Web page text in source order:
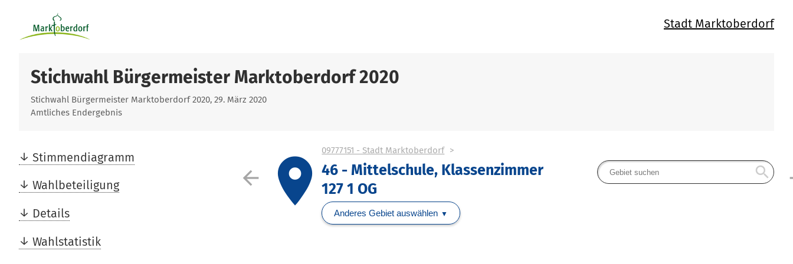
Stadt Marktoberdorf
Stichwahl Bürgermeister Marktoberdorf 2020
Stichwahl Bürgermeister Marktoberdorf 2020, 29. März 2020
Amtliches Endergebnis
Stimmendiagramm
Wahlbeteiligung
Details
Wahlstatistik
arrow_back place
09777151 - Stadt Marktoberdorf
46 - Mittelschule, Klassenzimmer
127 1 OG
Anderes Gebiet auswählen
search